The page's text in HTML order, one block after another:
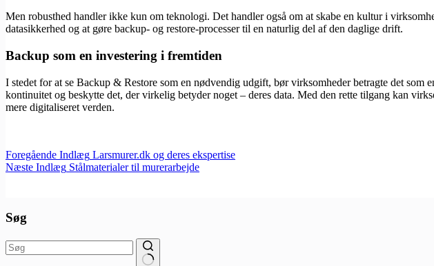
Men robusthed handler ikke kun om teknologi. Det handler også om at skabe en kultur i
datasikkerhed og at gøre backup- og restore-processer til en naturlig del af den daglige drift.
Backup som en investering i fremtiden
I stedet for at se Backup & Restore som en nødvendig udgift, bør virksomheder betragte det
kontinuitet og beskytte det, der virkelig betyder noget – deres data. Med den rette tilgang kan
mere digitaliseret verden.
Foregående Indlæg Larsmurer.dk og deres ekspertise
Næste Indlæg Stålmaterialer til murerarbejde
Søg